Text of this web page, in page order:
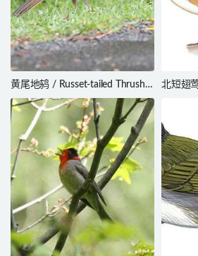
黄尾地鸫 / Russet-tailed Thrush /
Zoothera heinei
北短翅